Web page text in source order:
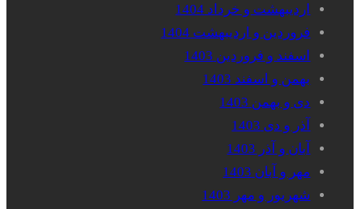
اردیبهشت و خرداد 1404
فروردین و اردیبهشت 1404
اسفند و فروردین 1403
بهمن و اسفند 1403
دی و بهمن 1403
آذر و دی 1403
آبان و آذر 1403
مهر و آبان 1403
شهریور و مهر 1403